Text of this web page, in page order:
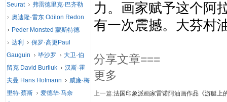
力。画家赋予这个阿
有一次震撼。大芬村
分享文章===
更多
上一篇:法国印象派画家雷诺阿油画作品《游艇上
Seurat
弗雷德里克·巴齐勒
奥迪隆·雷东 Odilon Redon
Peder Monsted 蒙斯特德
达利
保罗·高更Paul
Gauguin
毕沙罗
大卫·伯
留克 David Burliuk
汉斯·霍
夫曼 Hans Hofmann
威廉·梅
里特·蔡斯
爱德华·马奈